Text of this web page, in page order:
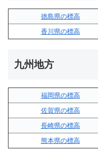
徳島県の標高
香川県の標高
九州地方
福岡県の標高
佐賀県の標高
長崎県の標高
熊本県の標高